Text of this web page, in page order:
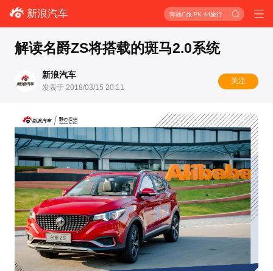
新浪汽车 奔驰C旅 PK A4旅行
解读名爵ZS将搭载的斑马2.0系统
新浪汽车
发表于 2018/03/15 20:11
关注